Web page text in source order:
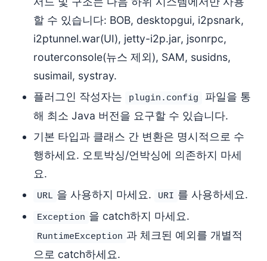
할 수 있습니다: BOB, desktopgui, i2psnark,
i2ptunnel.war(UI), jetty-i2p.jar, jsonrpc,
routerconsole(뉴스 제외), SAM, susidns,
susimail, systray.
플러그인 작성자는
plugin.config
파일을 통
해 최소 Java 버전을 요구할 수 있습니다.
기본 타입과 클래스 간 변환은 명시적으로 수
행하세요. 오토박싱/언박싱에 의존하지 마세
요.
URL 을 사용하지 마세요. URI 를 사용하세요.
Exception 을 catch하지 마세요.
RuntimeException 과 체크된 예외를 개별적
으로 catch하세요.